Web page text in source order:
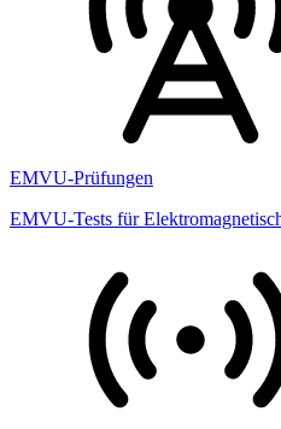
EMVU-Prüfungen
EMVU-Tests für